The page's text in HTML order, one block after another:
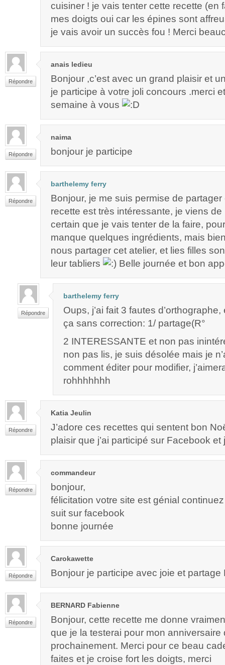
cuisiner ! je vais tenter cette recette (en
mes doigts oui car les épines sont
je vais avoir un succès fou ! Merci
Répondre
anais ledieu
Bonjour ,c’est avec un grand plaisir et
je participe à votre joli concours .merci
semaine à vous
Répondre
naima
bonjour je participe
Répondre
barthelemy ferry
Bonjour, je me suis permise de
recette est très intéressante, je viens de
certain que je vais tenter de la faire,
manque quelques ingrédients, mais
nous partager cet atelier, et lies filles
leur tabliers
Belle journée et bon
Répondre
barthelemy ferry
Oups, j’ai fait 3 fautes
ça sans correction: 1/ partage(R°
2 INTERESSANTE et non pas
non pas lis, je suis désolée mais je
comment éditer pour modifier,
rohhhhhhh
Répondre
Katia Jeulin
J’adore ces recettes qui sentent bon
plaisir que j’ai participé sur Facebook
Répondre
commandeur
bonjour,
félicitation votre site est génial
suit sur facebook
bonne journée
Répondre
Carokawette
Bonjour je participe avec joie et partage
Répondre
BERNARD Fabienne
Bonjour, cette recette me donne
que je la testerai pour mon anniversaire
prochainement. Merci pour ce beau
faites et je croise fort les doigts, merci